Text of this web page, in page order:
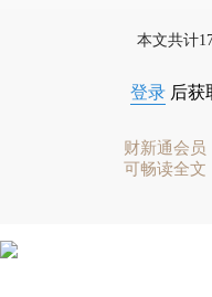
本文共计
登录 后获
财新通会员
可畅读全文